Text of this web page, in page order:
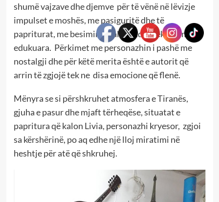
shumë vajzave dhe djemve për të vënë në lëvizje
impulset e moshës, me pasiguritë dhe të
papriturat, me besimin e palëkundur tek parimet e
edukuara. Përkimet me personazhin i pashë me
nostalgji dhe për këtë merita është e autorit që
arrin të zgjojë tek ne disa emocione që flenë.
Mënyra se si përshkruhet atmosfera e Tiranës,
gjuha e pasur dhe mjaft tërheqëse, situatat e
papritura që kalon Livia, personazhi kryesor, zgjoi
sa kërshërinë, po aq edhe një lloj miratimi në
heshtje për atë që shkruhej.